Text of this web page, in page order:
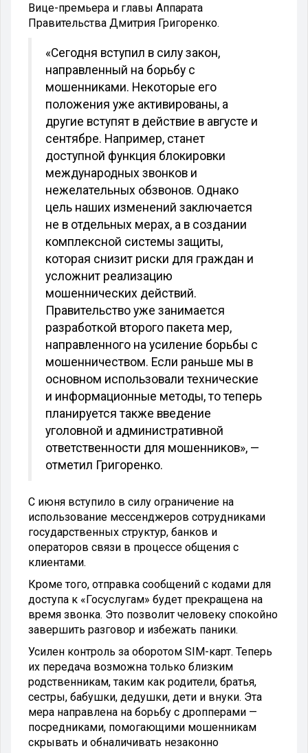
Вице-премьера и главы Аппарата
Правительства Дмитрия Григоренко.
«Сегодня вступил в силу закон,
направленный на борьбу с
мошенниками. Некоторые его
положения уже активированы, а
другие вступят в действие в августе и
сентябре. Например, станет
доступной функция блокировки
международных звонков и
нежелательных обзвонов. Однако
цель наших изменений заключается
не в отдельных мерах, а в создании
комплексной системы защиты,
которая снизит риски для граждан и
усложнит реализацию
мошеннических действий.
Правительство уже занимается
разработкой второго пакета мер,
направленного на усиление борьбы с
мошенничеством. Если раньше мы в
основном использовали технические
и информационные методы, то теперь
планируется также введение
уголовной и административной
ответственности для мошенников», —
отметил Григоренко.
С июня вступило в силу ограничение на
использование мессенджеров сотрудниками
государственных структур, банков и
операторов связи в процессе общения с
клиентами.
Кроме того, отправка сообщений с кодами для
доступа к «Госуслугам» будет прекращена на
время звонка. Это позволит человеку спокойно
завершить разговор и избежать паники.
Усилен контроль за оборотом SIM-карт. Теперь
их передача возможна только близким
родственникам, таким как родители, братья,
сестры, бабушки, дедушки, дети и внуки. Эта
мера направлена на борьбу с дропперами —
посредниками, помогающими мошенникам
скрывать и обналичивать незаконно